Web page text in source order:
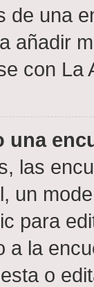
de una
añadir
con La
una
las
un
para
a la
o